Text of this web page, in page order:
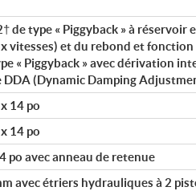
de type « Piggyback » à réservoir
vitesses) et du rebond et
« Piggyback » avec dérivation
DDA (Dynamic Damping
14 po
14 po
po avec anneau de retenue
avec étriers hydrauliques à 2